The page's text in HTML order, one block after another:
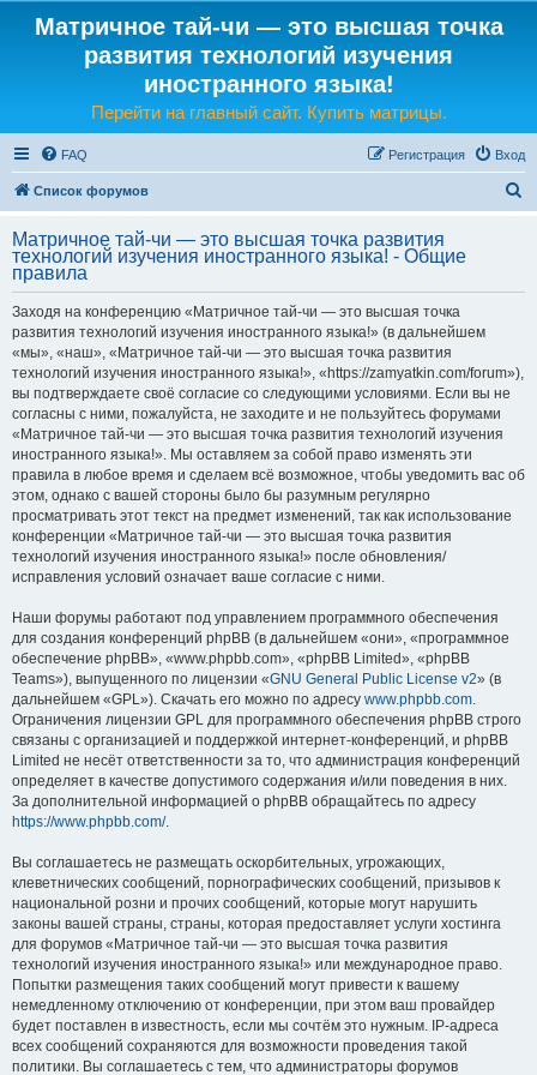
Матричное тай-чи — это высшая точка
развития технологий изучения
иностранного языка!
Перейти на главный сайт. Купить матрицы.
FAQ Вход
Регистрация
Список форумов
Матричное тай-чи — это высшая точка развития
технологий изучения иностранного языка! - Общие
правила
Заходя на конференцию «Матричное тай-чи — это высшая точка
развития технологий изучения иностранного языка!» (в дальнейшем
«мы», «наш», «Матричное тай-чи — это высшая точка развития
технологий изучения иностранного языка!», «https://zamyatkin.com/forum»),
вы подтверждаете своё согласие со следующими условиями. Если вы не
согласны с ними, пожалуйста, не заходите и не пользуйтесь форумами
«Матричное тай-чи — это высшая точка развития технологий изучения
иностранного языка!». Мы оставляем за собой право изменять эти
правила в любое время и сделаем всё возможное, чтобы уведомить вас об
этом, однако с вашей стороны было бы разумным регулярно
просматривать этот текст на предмет изменений, так как использование
конференции «Матричное тай-чи — это высшая точка развития
технологий изучения иностранного языка!» после обновления/
исправления условий означает ваше согласие с ними.
Наши форумы работают под управлением программного обеспечения
для создания конференций phpBB (в дальнейшем «они», «программное
обеспечение phpBB», «www.phpbb.com», «phpBB Limited», «phpBB
Teams»), выпущенного по лицензии «GNU General Public License v2» (в
дальнейшем «GPL»). Скачать его можно по адресу www.phpbb.com.
Ограничения лицензии GPL для программного обеспечения phpBB строго
связаны с организацией и поддержкой интернет-конференций, и phpBB
Limited не несёт ответственности за то, что администрация конференций
определяет в качестве допустимого содержания и/или поведения в них.
За дополнительной информацией о phpBB обращайтесь по адресу
https://www.phpbb.com/.
Вы соглашаетесь не размещать оскорбительных, угрожающих,
клеветнических сообщений, порнографических сообщений, призывов к
национальной розни и прочих сообщений, которые могут нарушить
законы вашей страны, страны, которая предоставляет услуги хостинга
для форумов «Матричное тай-чи — это высшая точка развития
технологий изучения иностранного языка!» или международное право.
Попытки размещения таких сообщений могут привести к вашему
немедленному отключению от конференции, при этом ваш провайдер
будет поставлен в известность, если мы сочтём это нужным. IP-адреса
всех сообщений сохраняются для возможности проведения такой
политики. Вы соглашаетесь с тем, что администраторы форумов